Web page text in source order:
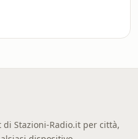
Stazioni-Radio.it per città,